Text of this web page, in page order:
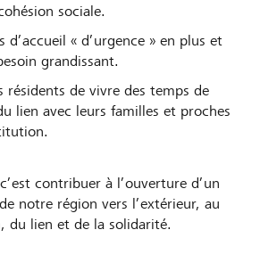
sociale.
d’accueil « d’urgence » en plus et
grandissant.
résidents de vivre des temps de
lien avec leurs familles et proches
contribuer à l’ouverture d’un
notre région vers l’extérieur, au
du lien et de la solidarité.